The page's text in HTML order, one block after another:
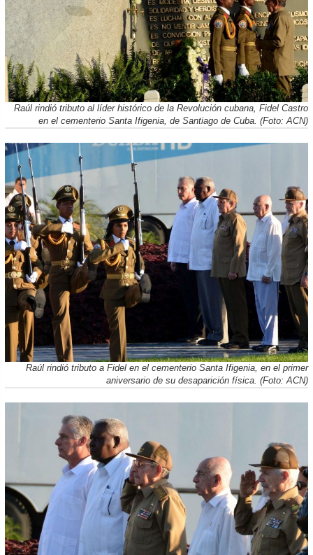
Raúl rindió tributo al líder histórico de la Revolución cubana, Fidel Castro
en el cementerio Santa Ifigenia, de Santiago de Cuba. (Foto: ACN)
Raúl rindió tributo a Fidel en el cementerio Santa Ifigenia, en el primer
aniversario de su desaparición física. (Foto: ACN)